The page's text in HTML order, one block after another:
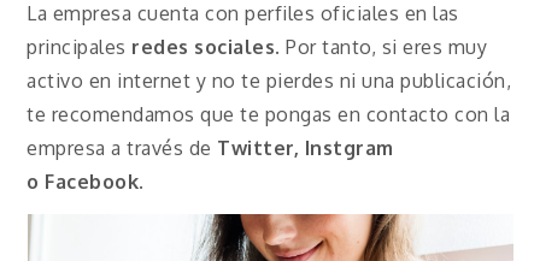
La empresa cuenta con perfiles oficiales en las
principales redes sociales. Por tanto, si eres muy
activo en internet y no te pierdes ni una publicación,
te recomendamos que te pongas en contacto con la
empresa a través de Twitter, Instgram
o Facebook.